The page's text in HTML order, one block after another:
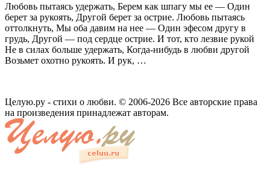
Любовь пытаясь удержать, Берем как шпагу мы ее — Один
берет за рукоять, Другой берет за острие. Любовь пытаясь
оттолкнуть, Мы оба давим на нее — Один эфесом другу в
грудь, Другой — под сердце острие. И тот, кто лезвие рукой
Не в силах больше удержать, Когда-нибудь в любви другой
Возьмет охотно рукоять. И рук, …
Целую.ру - стихи о любви. © 2006-2026 Все авторские права
на произведения принадлежат авторам.